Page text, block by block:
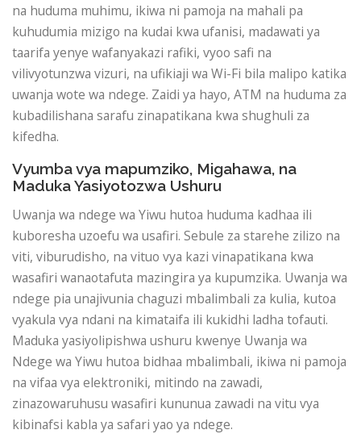
na huduma muhimu, ikiwa ni pamoja na mahali pa
kuhudumia mizigo na kudai kwa ufanisi, madawati ya
taarifa yenye wafanyakazi rafiki, vyoo safi na
vilivyotunzwa vizuri, na ufikiaji wa Wi-Fi bila malipo katika
uwanja wote wa ndege. Zaidi ya hayo, ATM na huduma za
kubadilishana sarafu zinapatikana kwa shughuli za
kifedha.
Vyumba vya mapumziko, Migahawa, na
Maduka Yasiyotozwa Ushuru
Uwanja wa ndege wa Yiwu hutoa huduma kadhaa ili
kuboresha uzoefu wa usafiri. Sebule za starehe zilizo na
viti, viburudisho, na vituo vya kazi vinapatikana kwa
wasafiri wanaotafuta mazingira ya kupumzika. Uwanja wa
ndege pia unajivunia chaguzi mbalimbali za kulia, kutoa
vyakula vya ndani na kimataifa ili kukidhi ladha tofauti.
Maduka yasiyolipishwa ushuru kwenye Uwanja wa
Ndege wa Yiwu hutoa bidhaa mbalimbali, ikiwa ni pamoja
na vifaa vya elektroniki, mitindo na zawadi,
zinazowaruhusu wasafiri kununua zawadi na vitu vya
kibinafsi kabla ya safari yao ya ndege.